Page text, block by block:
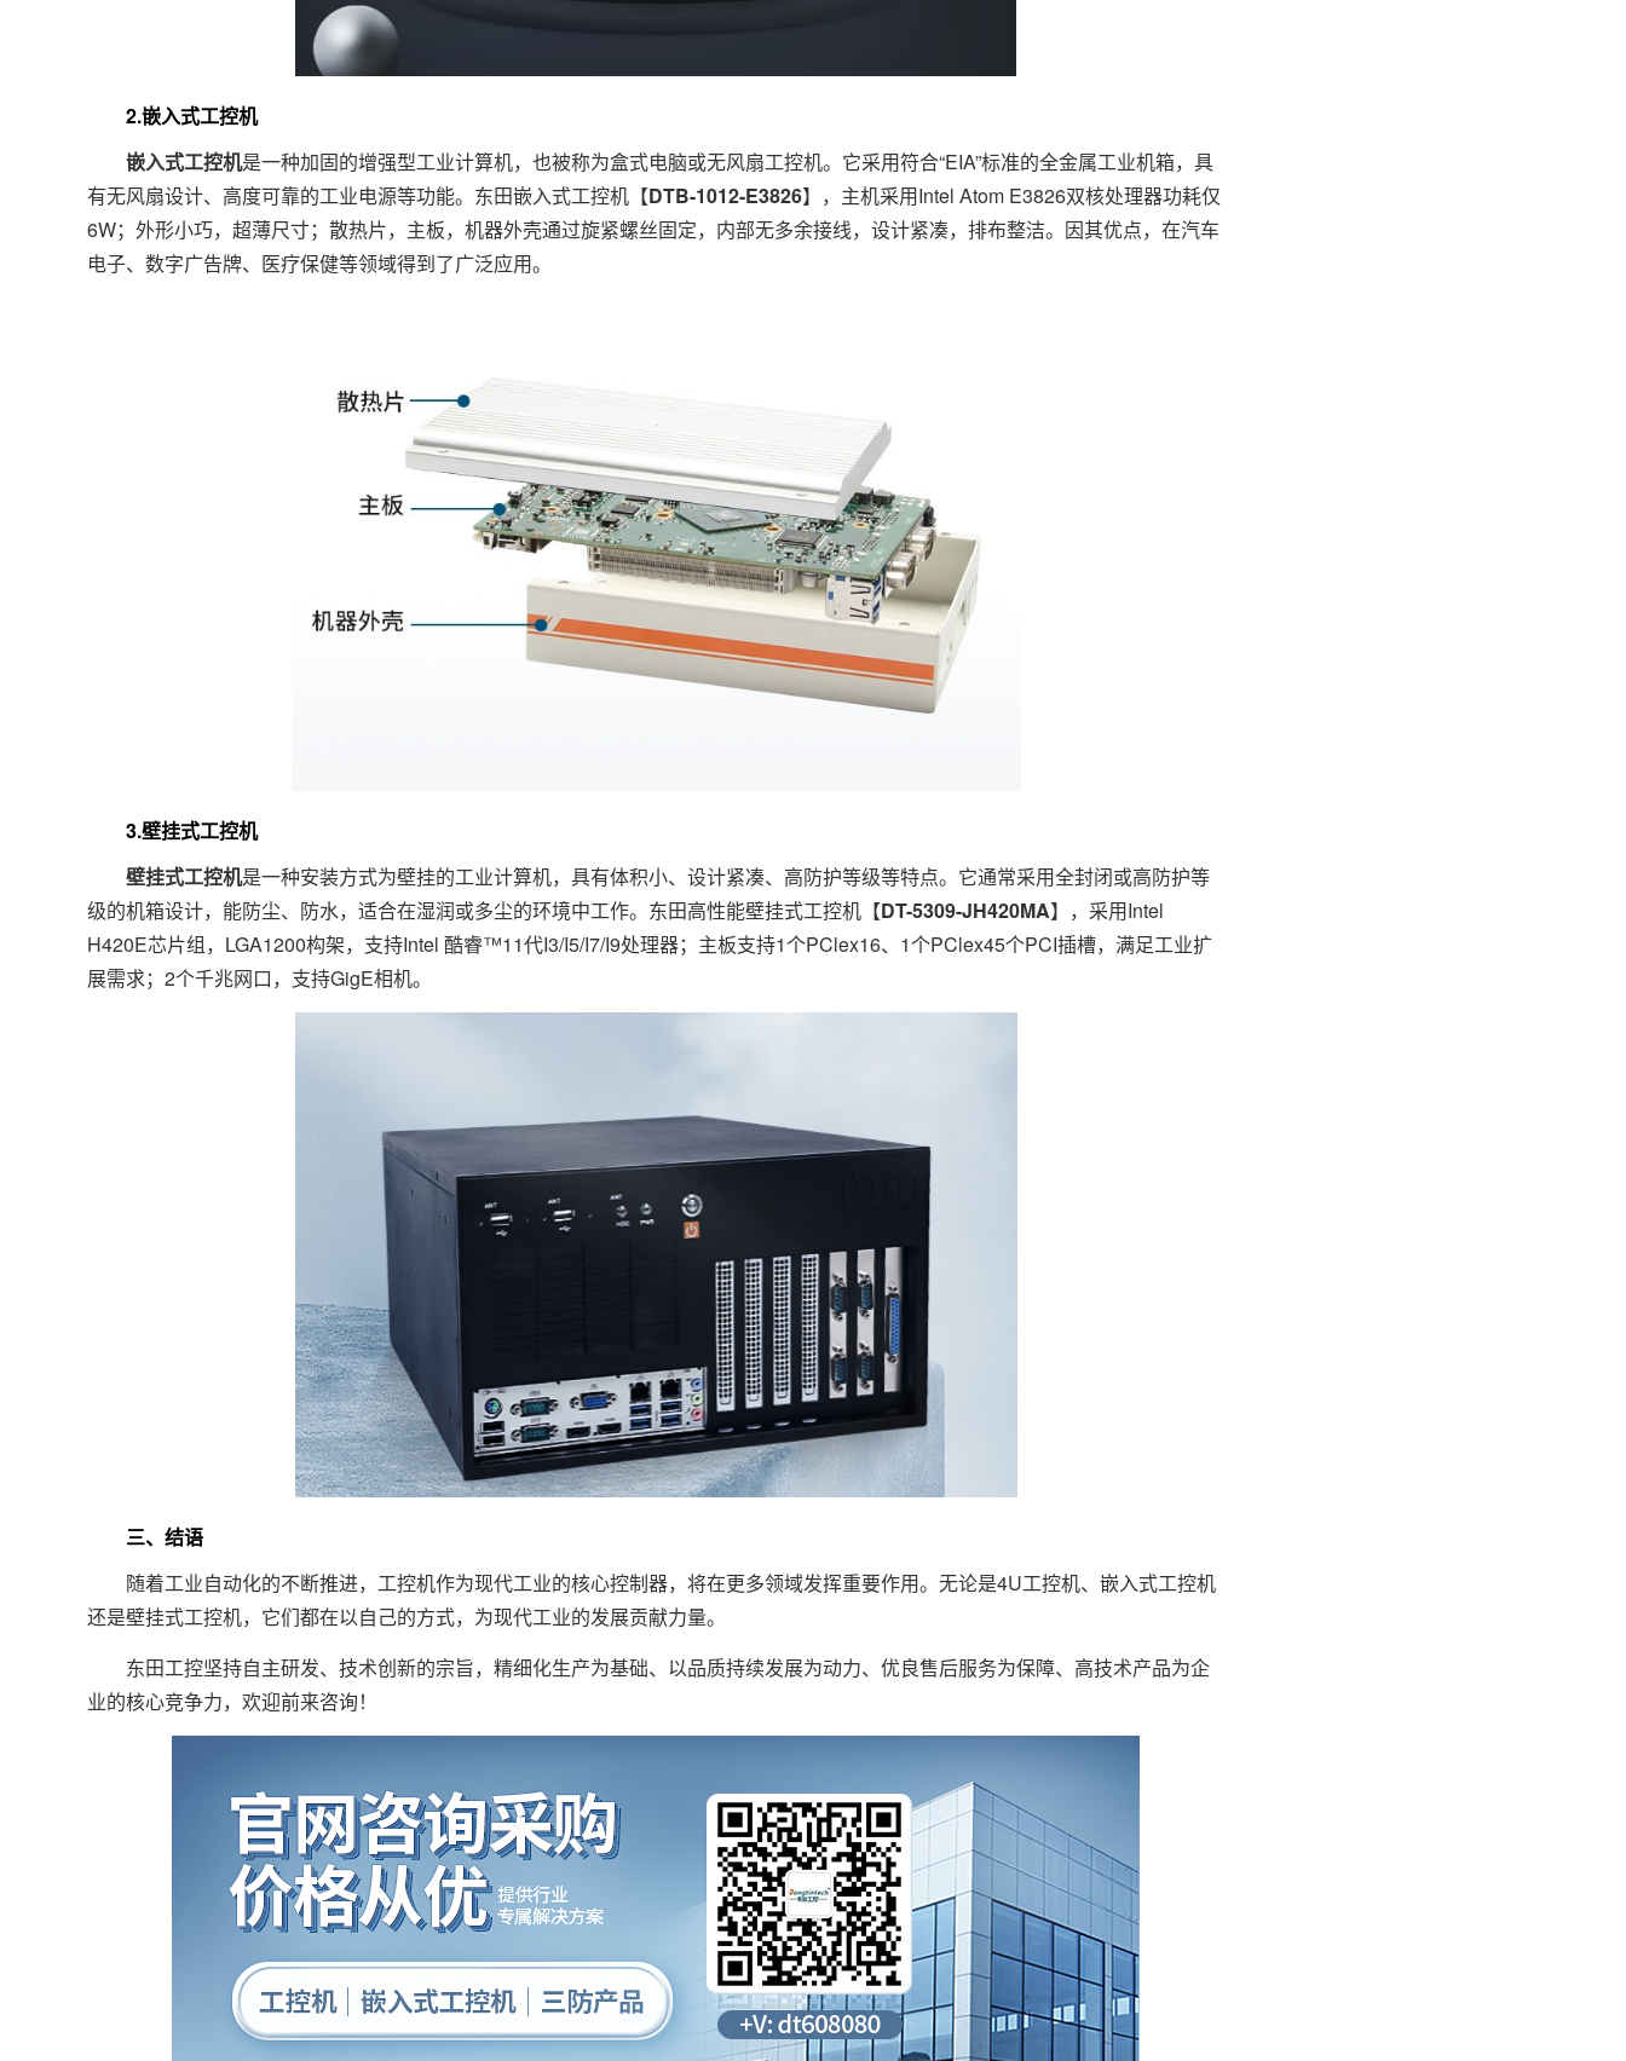
2.嵌入式工控机
嵌入式工控机是一种加固的增强型工业计算机，也被称为盒式电脑或无风扇工控机。它采用符合“EIA”标准的全金属工业机箱，具
有无风扇设计、高度可靠的工业电源等功能。东田嵌入式工控机【DTB-1012-E3826】，主机采用Intel Atom E3826双核处理器功耗仅
6W；外形小巧，超薄尺寸；散热片，主板，机器外壳通过旋紧螺丝固定，内部无多余接线，设计紧凑，排布整洁。因其优点，在汽车
电子、数字广告牌、医疗保健等领域得到了广泛应用。
3.壁挂式工控机
壁挂式工控机是一种安装方式为壁挂的工业计算机，具有体积小、设计紧凑、高防护等级等特点。它通常采用全封闭或高防护等
级的机箱设计，能防尘、防水，适合在湿润或多尘的环境中工作。东田高性能壁挂式工控机【DT-5309-JH420MA】，采用Intel
H420E芯片组，LGA1200构架，支持Intel 酷睿™11代I3/I5/I7/I9处理器；主板支持1个PClex16、1个PClex45个PCI插槽，满足工业扩
展需求；2个千兆网口，支持GigE相机。
三、结语
随着工业自动化的不断推进，工控机作为现代工业的核心控制器，将在更多领域发挥重要作用。无论是4U工控机、嵌入式工控机
还是壁挂式工控机，它们都在以自己的方式，为现代工业的发展贡献力量。
东田工控坚持自主研发、技术创新的宗旨，精细化生产为基础、以品质持续发展为动力、优良售后服务为保障、高技术产品为企
业的核心竞争力，欢迎前来咨询！